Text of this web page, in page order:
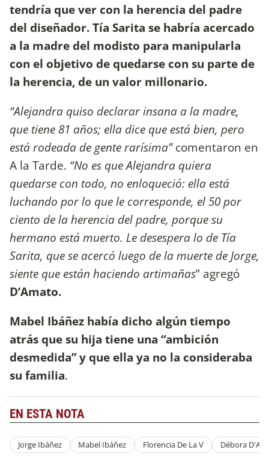
tendría que ver con la herencia del padre
del diseñador. Tía Sarita se habría acercado
a la madre del modisto para manipularla
con el objetivo de quedarse con su parte de
la herencia, de un valor millonario.
“Alejandra quiso declarar insana a la madre,
que tiene 81 años; ella dice que está bien, pero
está rodeada de gente rarísima”comentaron en
A la Tarde. “No es que Alejandra quiera
quedarse con todo, no enloqueció: ella está
luchando por lo que le corresponde, el 50 por
ciento de la herencia del padre, porque su
hermano está muerto. Le desespera lo de Tía
Sarita, que se acercó luego de la muerte de Jorge,
siente que están haciendo artimañas” agregó
D’Amato.
Mabel Ibáñez había dicho algún tiempo
atrás que su hija tiene una “ambición
desmedida” y que ella ya no la consideraba
su familia.
EN ESTA NOTA
Jorge Ibáñez Mabel Ibáñez Florencia De La V Débora